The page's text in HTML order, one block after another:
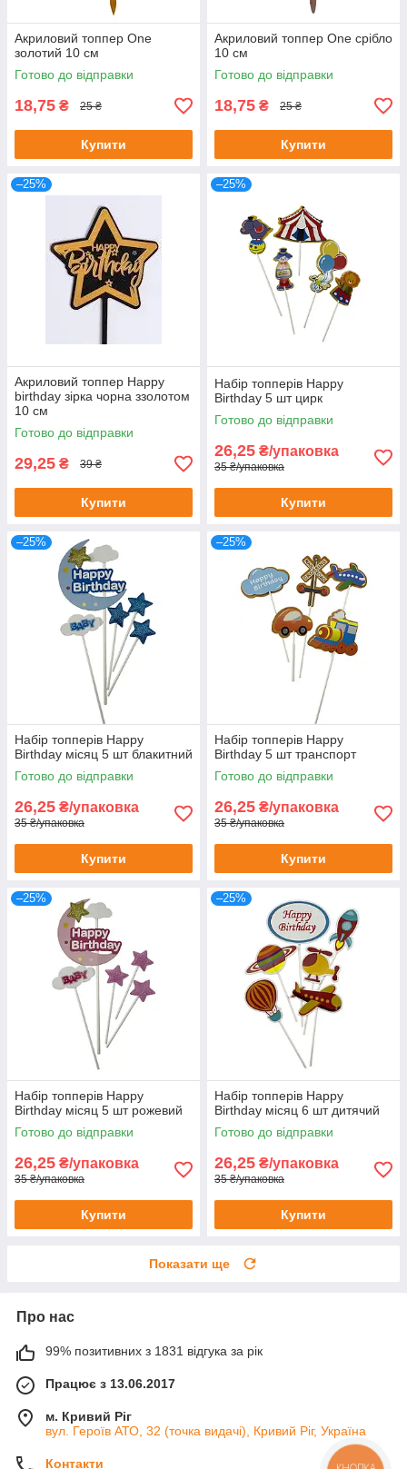
Акриловий топпер One
золотий 10 см
Готово до відправки
18,75 ₴ 25 ₴
Купити
Акриловий топпер One срібло
10 см
Готово до відправки
18,75 ₴ 25 ₴
Купити
–25%
Акриловий топпер Happy
birthday зірка чорна ззолотом
10 см
Готово до відправки
29,25 ₴ 39 ₴
Купити
–25%
Набір топперів Happy
Birthday 5 шт цирк
Готово до відправки
26,25 ₴/упаковка
35 ₴/упаковка
Купити
–25%
Набір топперів Happy
Birthday місяц 5 шт блакитний
Готово до відправки
26,25 ₴/упаковка
35 ₴/упаковка
Купити
–25%
Набір топперів Happy
Birthday 5 шт транспорт
Готово до відправки
26,25 ₴/упаковка
35 ₴/упаковка
Купити
–25%
Набір топперів Happy
Birthday місяц 5 шт рожевий
Готово до відправки
26,25 ₴/упаковка
35 ₴/упаковка
Купити
–25%
Набір топперів Happy
Birthday місяц 6 шт дитячий
Готово до відправки
26,25 ₴/упаковка
35 ₴/упаковка
Купити
Показати ще
Про нас
99% позитивних з 1831 відгука за рік
Працює з 13.06.2017
м. Кривий Ріг
вул. Героїв АТО, 32 (точка видачі), Кривий Ріг, Україна
Контакти